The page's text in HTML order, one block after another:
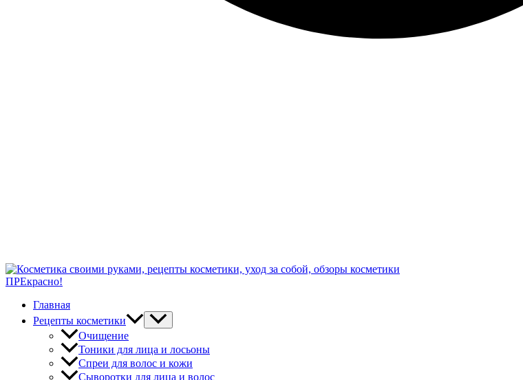
ПРЕкрасно!
Главная
Рецепты косметики
Очищение
Тоники для лица и лосьоны
Спреи для волос и кожи
Сыворотки для лица и волос